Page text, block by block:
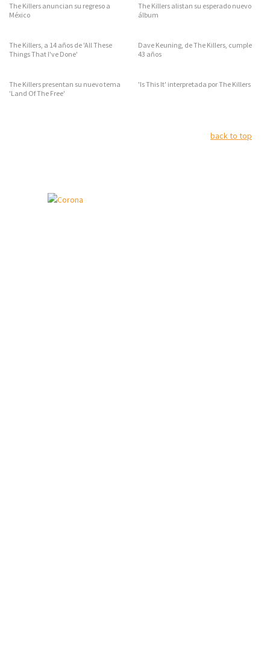
The Killers anuncian su regreso a
México
The Killers alistan su esperado nuevo
álbum
The Killers, a 14 años de 'All These
Things That I've Done'
Dave Keuning, de The Killers, cumple
43 años
The Killers presentan su nuevo tema
'Land Of The Free'
'Is This It' interpretada por The Killers
back to top